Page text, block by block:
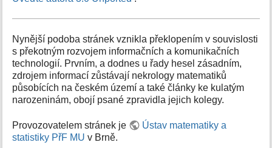
Nynější podoba stránek vznikla překlopením v souvislosti
s překotným rozvojem informačních a komunikačních
technologií. Prvním, a dodnes u řady hesel zásadním,
zdrojem informací zůstávají nekrology matematiků
působících na českém území a také články ke kulatým
narozeninám, obojí psané zpravidla jejich kolegy.
Provozovatelem stránek je
Ústav matematiky a
statistiky PřF MU v Brně.